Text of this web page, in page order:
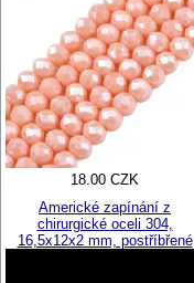
18.00 CZK
Americké zapínání z
chirurgické oceli 304,
16,5x12x2 mm, postříbřené